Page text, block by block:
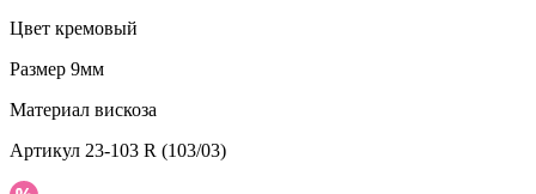
Цвет кремовый
Размер 9мм
Материал вискоза
Артикул 23-103 R (103/03)